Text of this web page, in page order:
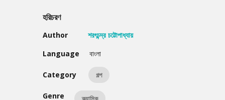
হরিচরণ
Author
শরৎচন্দ্র চট্টোপাধ্যায়
Language
বাংলা
Category গল্প
Genre